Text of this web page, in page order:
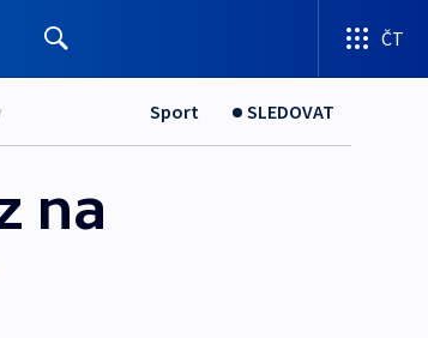
ČT
Sport SLEDOVAT
na